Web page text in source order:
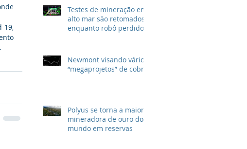
19,
Testes de mineração em
alto mar são retomados
enquanto robô perdido
Newmont visando vários
“megaprojetos” de cobre
Polyus se torna a maior
mineradora de ouro do
mundo em reservas